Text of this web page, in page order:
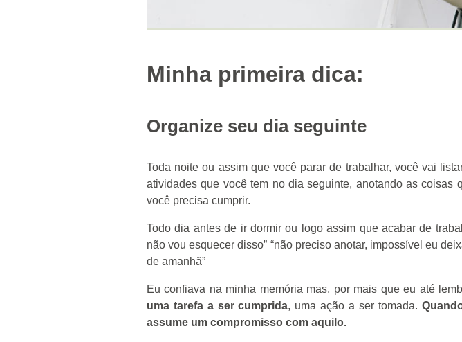
Minha primeira dica:
Organize seu dia seguinte
Toda noite ou assim que você parar de trabalhar, você vai
atividades que você tem no dia seguinte, anotando as coisas
você precisa cumprir.
Todo dia antes de ir dormir ou logo assim que acabar de
não vou esquecer disso” “não preciso anotar, impossível eu
de amanhã”
Eu confiava na minha memória mas, por mais que eu até
uma tarefa a ser cumprida, uma ação a ser tomada.
assume um compromisso com aquilo.